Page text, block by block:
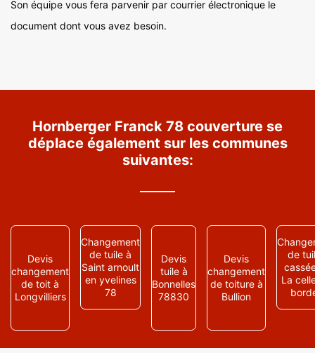
Son équipe vous fera parvenir par courrier électronique le
document dont vous avez besoin.
Hornberger Franck 78 couverture se
déplace également sur les communes
suivantes:
Devis
changement
de toit à
Longvilliers
Changement
de tuile à
Saint arnoult
en yvelines
78
Devis
tuile à
Bonnelles
78830
Devis
changement
de toiture à
Bullion
de
La